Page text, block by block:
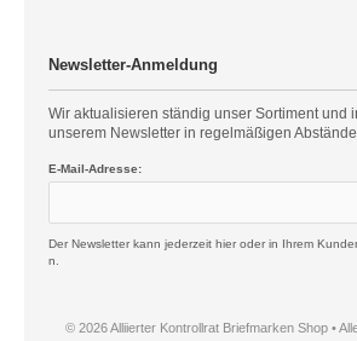
Newsletter-Anmeldung
Wir aktualisieren ständig unser Sortiment und
unserem Newsletter in regelmäßigen
E-Mail-Adresse:
Der Newsletter kann jederzeit hier oder in Ihrem
n.
© 2026 Alliierter Kontrollrat Briefmarken Shop •